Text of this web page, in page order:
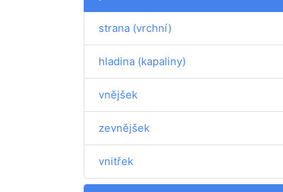
strana (vrchní)
hladina (kapaliny)
vnějšek
zevnějšek
vnitřek